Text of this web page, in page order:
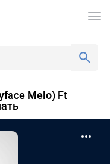
Melo) Ft